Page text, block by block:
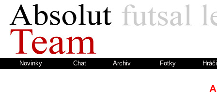
Novinky Chat Archiv Fotky Hráči